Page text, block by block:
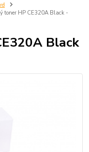
toner HP CE320A Black -
Black